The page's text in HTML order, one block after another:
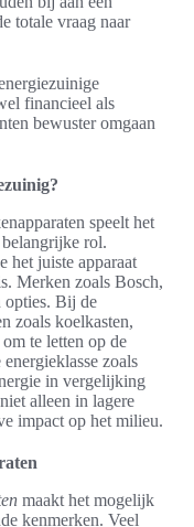
totale vraag naar
financieel als
bewuster omgaan
speelt het
rol.
het juiste apparaat
Merken zoals Bosch,
opties. Bij de
zoals koelkasten,
te letten op de
zoals
in vergelijking
alleen in lagere
impact op het milieu.
maakt het mogelijk
kenmerken. Veel